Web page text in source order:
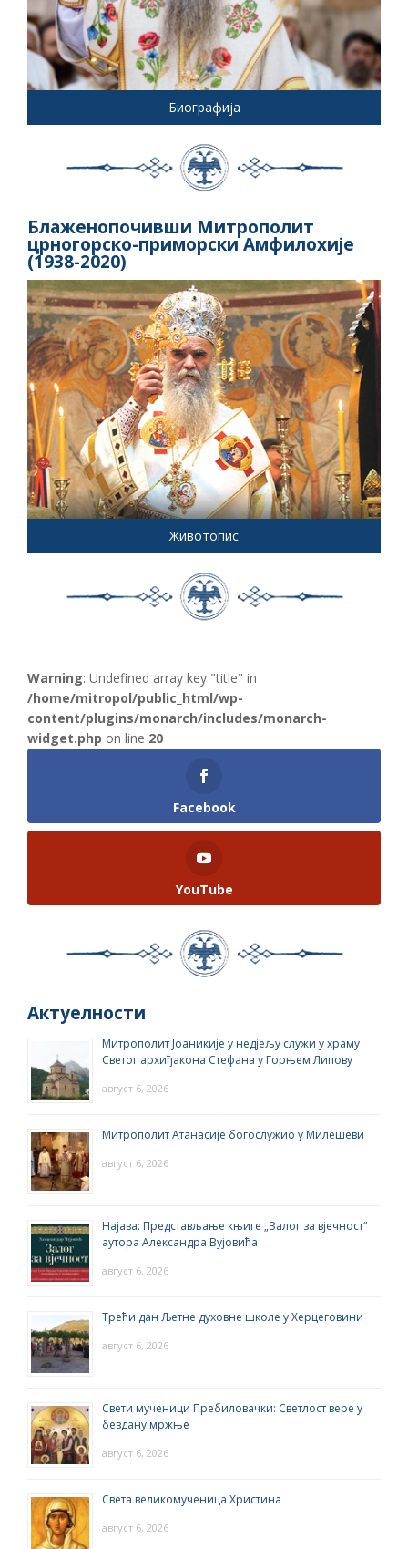
Биографија
Блаженопочивши Митрополит
црногорско-приморски Амфилохије
(1938-2020)
Животопис
Warning: Undefined array key "title" in
/home/mitropol/public_html/wp-
content/plugins/monarch/includes/monarch-
widget.php on line 20
Facebook
YouTube
Актуелности
Митрополит Јоаникије у недјељу служи у храму
Светог архиђакона Стефана у Горњем Липову
август 6, 2026
Митрополит Атанасије богослужио у Милешеви
август 6, 2026
Најава: Представљање књиге „Залог за вјечност“
аутора Александра Вујовића
август 6, 2026
Трећи дан Љетне духовне школе у Херцеговини
август 6, 2026
Свети мученици Пребиловачки: Светлост вере у
бездану мржње
август 6, 2026
Света великомученица Христина
август 6, 2026